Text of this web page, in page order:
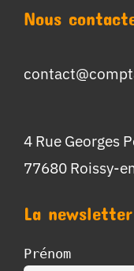
Nous
4 Rue Georges
77680 Roissy-
La newsletter
Prénom